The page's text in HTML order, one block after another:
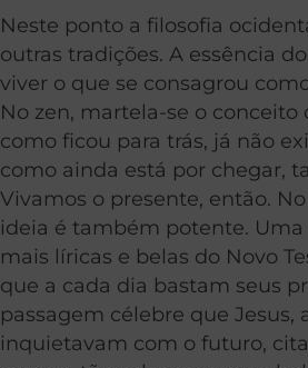
Neste ponto a filosofia
outras tradições. A essência
viver o que se consagrou
No zen, martela-se o conceito
como ficou para trás, já não
como ainda está por chegar,
Vivamos o presente, então.
ideia é também potente. Uma
mais líricas e belas do Novo
que a cada dia bastam seus
passagem célebre que Jesus,
inquietavam com o futuro,